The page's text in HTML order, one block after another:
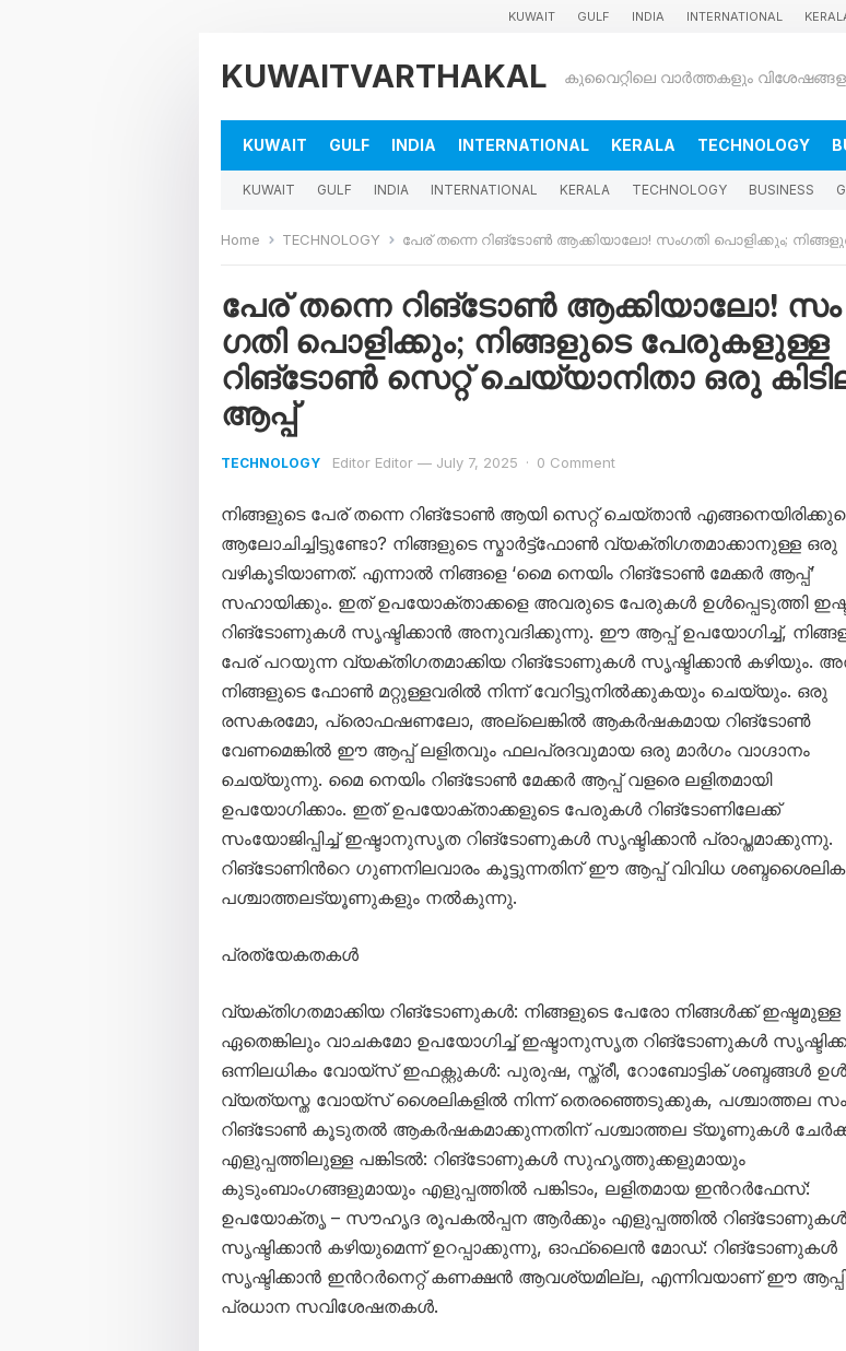
KUWAIT GULF INDIA INTERNATIONAL
KUWAITVARTHAKAL
KUWAIT GULF INDIA INTERNATIONAL KERALA TECHNOLOGY
KUWAIT GULF INDIA INTERNATIONAL KERALA TECHNOLOGY BUSINESS
Home TECHNOLOGY പേര് തന്നെ റിങ്ടോൺ ആക്കിയാലോ! സം​ഗതി പൊളിക്കും; നിങ്ങളുടെ പേരുകളുള്ള റിങ്ടോൺ സെറ്റ് ചെയ്യാനിതാ ഒരു
പേര് തന്നെ റിങ്ടോൺ ആക്കിയാലോ! സം​
ഗതി പൊളിക്കും; നിങ്ങളുടെ പേരുകളുള്ള
റിങ്ടോൺ സെറ്റ് ചെയ്യാനിതാ ഒരു
ആപ്പ്
TECHNOLOGY Editor Editor — July 7, 2025 · 0 Comment
നിങ്ങളുടെ പേര് തന്നെ റിങ്ടോൺ ആയി സെറ്റ് ചെയ്താൻ
ആലോചിച്ചിട്ടുണ്ടോ? നിങ്ങളുടെ സ്മാർട്ട്‌ഫോൺ വ്യക്തിഗതമാക്കാനുള്ള ഒരു
വഴികൂടിയാണത്. എന്നാൽ നിങ്ങളെ ‘മൈ നെയിം റിങ്ടോൺ മേക്കർ ആപ്പ്’
സഹായിക്കും. ഇത് ഉപയോക്താക്കളെ അവരുടെ പേരുകൾ ഉൾപ്പെടുത്തി
റിങ്ടോണുകൾ സൃഷ്ടിക്കാൻ അനുവദിക്കുന്നു. ഈ ആപ്പ് ഉപയോഗിച്ച്,
പേര് പറയുന്ന വ്യക്തിഗതമാക്കിയ റിങ്ടോണുകൾ സൃഷ്ടിക്കാൻ കഴിയും.
നിങ്ങളുടെ ഫോൺ മറ്റുള്ളവരിൽ നിന്ന് വേറിട്ടുനിൽക്കുകയും ചെയ്യും. ഒരു
രസകരമോ, പ്രൊഫഷണലോ, അല്ലെങ്കിൽ ആകർഷകമായ റിങ്ടോൺ
വേണമെങ്കിൽ ഈ ആപ്പ് ലളിതവും ഫലപ്രദവുമായ ഒരു മാർഗം വാഗ്ദാനം
ചെയ്യുന്നു. മൈ നെയിം റിങ്ടോൺ മേക്കർ ആപ്പ് വളരെ ലളിതമായി
ഉപയോഗിക്കാം. ഇത് ഉപയോക്താക്കളുടെ പേരുകൾ റിങ്ടോണിലേക്ക്
സംയോജിപ്പിച്ച് ഇഷ്ടാനുസൃത റിങ്ടോണുകൾ സൃഷ്ടിക്കാൻ പ്രാപ്തമാക്കുന്നു.
റിങ്ടോണിൻറെ ഗുണനിലവാരം കൂട്ടുന്നതിന് ഈ ആപ്പ് വിവിധ
പശ്ചാത്തലട്യൂണുകളും നൽകുന്നു.
പ്രത്യേകതകൾ
വ്യക്തിഗതമാക്കിയ റിങ്ടോണുകൾ: നിങ്ങളുടെ പേരോ നിങ്ങൾക്ക് ഇഷ്ടമുള്ള
ഏതെങ്കിലും വാചകമോ ഉപയോഗിച്ച് ഇഷ്ടാനുസൃത റിങ്ടോണുകൾ
ഒന്നിലധികം വോയ്‌സ് ഇഫക്റ്റുകൾ: പുരുഷ, സ്ത്രീ, റോബോട്ടിക് ശബ്ദങ്ങൾ
വ്യത്യസ്ത വോയ്‌സ് ശൈലികളിൽ നിന്ന് തെരഞ്ഞെടുക്കുക, പശ്ചാത്തല
റിങ്ടോൺ കൂടുതൽ ആകർഷകമാക്കുന്നതിന് പശ്ചാത്തല ട്യൂണുകൾ
എളുപ്പത്തിലുള്ള പങ്കിടൽ: റിങ്ടോണുകൾ സുഹൃത്തുക്കളുമായും
കുടുംബാംഗങ്ങളുമായും എളുപ്പത്തിൽ പങ്കിടാം, ലളിതമായ ഇൻറർഫേസ്:
ഉപയോക്തൃ – സൗഹൃദ രൂപകൽപ്പന ആർക്കും എളുപ്പത്തിൽ റിങ്ടോണുകൾ
സൃഷ്ടിക്കാൻ കഴിയുമെന്ന് ഉറപ്പാക്കുന്നു, ഓഫ്‌ലൈൻ മോഡ്: റിങ്ടോണുകൾ
സൃഷ്ടിക്കാൻ ഇൻറർനെറ്റ് കണക്ഷൻ ആവശ്യമില്ല, എന്നിവയാണ് ഈ
പ്രധാന സവിശേഷതകൾ.